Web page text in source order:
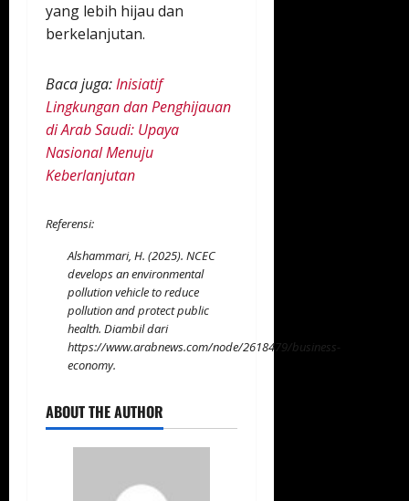
yang lebih hijau dan
berkelanjutan.
Baca juga:Inisiatif
Lingkungan dan Penghijauan
di Arab Saudi: Upaya
Nasional Menuju
Keberlanjutan
Referensi:
Alshammari, H. (2025). NCEC
develops an environmental
pollution vehicle to reduce
pollution and protect public
health. Diambil dari
https://www.arabnews.com/node/2618479/business-
economy.
ABOUT THE AUTHOR